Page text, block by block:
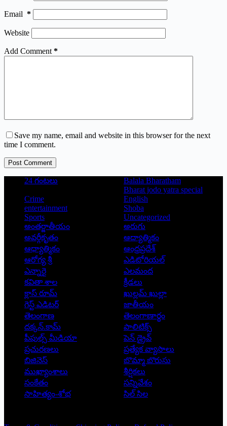
Email *
Website
Add Comment *
Save my name, email and website in this browser for the next
time I comment.
Post Comment
24 గంటలు
Balala Bharatham
Bharat jodo yatra special
Crime
English
entertainment
Shoba
Sports
Uncategorized
అంతర్జాతీయం
అరుగు
అవర్గీకృతం
ఆద్యాత్మికం
ఆధ్యాత్మికం
ఆంధ్రప్రదేశ్
ఆరోగ్య శ్రీ
ఎడిటోరియల్
ఎన్నారై
ఎలమంద
కవితా శాల
క్రీడలు
క్లాస్ రూమ్
ఖుల్లమ్ ఖుల్లా
గెస్ట్ ఎడిటర్
జాతీయం
తెలంగాణ
తెలంగాణార్థం
దక్కన్.కామ్
పాలిటిక్స్
పీపుల్స్ ‌మీడియా
పెన్ డ్రైవ్
ప్రచురణలు
ప్రత్యేక వ్యాసాలు
బిజినెస్
బొమ్మా బొరుసు
ముఖ్యాంశాలు
శీర్షికలు
సంకేతం
సన్నివేశం
సాహిత్యం-శోభ
సిల్ సిల